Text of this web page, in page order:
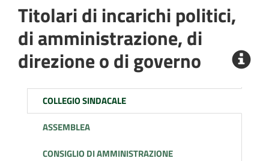
Società
Trasparente
Titolari di incarichi politici,
di amministrazione, di
direzione o di governo
COLLEGIO SINDACALE
ASSEMBLEA
CONSIGLIO DI AMMINISTRAZIONE